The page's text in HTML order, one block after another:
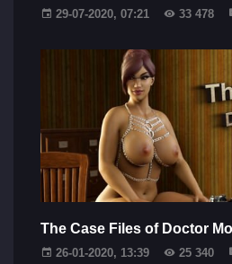
29-07-2020, 07:21 33 478
The Case Files of Doctor
26-01-2020, 13:39 25 340